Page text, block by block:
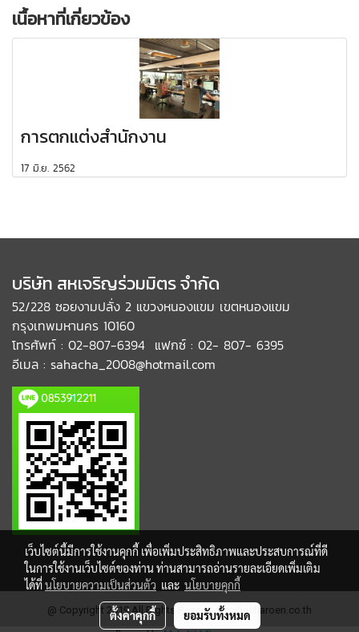
เนื้อหาที่เกี่ยวข้อง
การตกแต่งสำนักงาน
17 มิ.ย. 2562
บริษัท สหเจริญร่วมมิตร จำกัด
52/228 ซอยงามปลั่ง 2 แขวงหนองแขม เขตหนองแขม
กรุงเทพมหานคร 10160
โทรศัพท์ : 02-807-6394 แฟกซ์ : 02- 807- 6395
อีเมล : sahacha_2008@hotmail.com
@ Copyright 2019 All Rights Reserved. sahacharoen.co.th
เว็บไซต์นี้มีการใช้งานคุกกี้ เพื่อเพิ่มประสิทธิภาพและประสบการณ์ที่ดี
ในการใช้งานเว็บไซต์ของท่าน ท่านสามารถอ่านรายละเอียดเพิ่มเติม
ได้ที่นโยบายความเป็นส่วนตัว และ นโยบายคุกกี้
ตั้งค่าคุกกี้ ยอมรับทั้งหมด